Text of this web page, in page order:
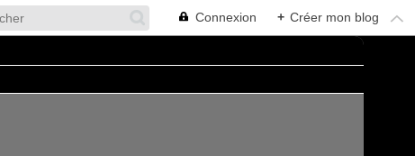
Connexion + Créer mon blog